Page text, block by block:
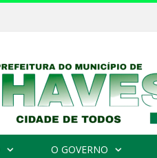
O GOVERNO